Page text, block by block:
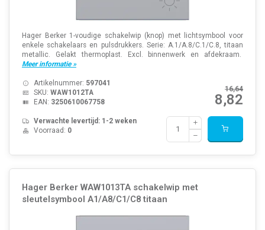
Hager Berker 1-voudige schakelwip (knop) met lichtsymbool voor
enkele schakelaars en pulsdrukkers. Serie: A.1/A.8/C.1/C.8, titaan
metallic. Gelakt thermoplast. Excl. binnenwerk en afdekraam.
Meer informatie »
16,64
8,82
Artikelnummer: 597041
SKU: WAW1012TA
EAN: 3250610067758
Verwachte levertijd: 1-2 weken
Voorraad: 0
Hager Berker WAW1013TA schakelwip met
sleutelsymbool A1/A8/C1/C8 titaan